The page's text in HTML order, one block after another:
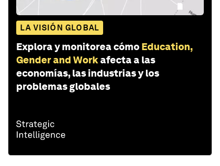
LA VISIÓN GLOBAL
Explora y monitorea cómo Education,
Gender and Workafecta a las
economías, las industrias y los
problemas globales